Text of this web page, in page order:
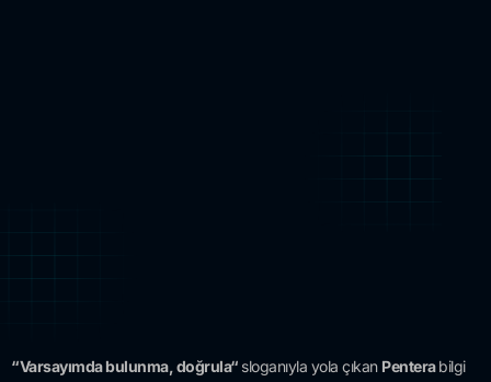
“Varsayımda bulunma, doğrula“ sloganıyla yola çıkan Penterabilgi